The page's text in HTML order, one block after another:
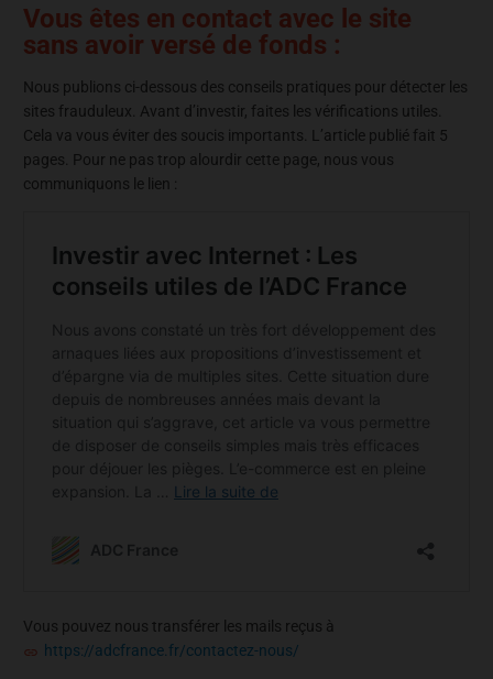
Vous êtes en contact avec le site
sans avoir versé de fonds :
Nous publions ci-dessous des conseils pratiques pour détecter les
sites frauduleux. Avant d’investir, faites les vérifications utiles.
Cela va vous éviter des soucis importants. L’article publié fait 5
pages. Pour ne pas trop alourdir cette page, nous vous
communiquons le lien :
Vous pouvez nous transférer les mails reçus à
https://adcfrance.fr/contactez-nous/